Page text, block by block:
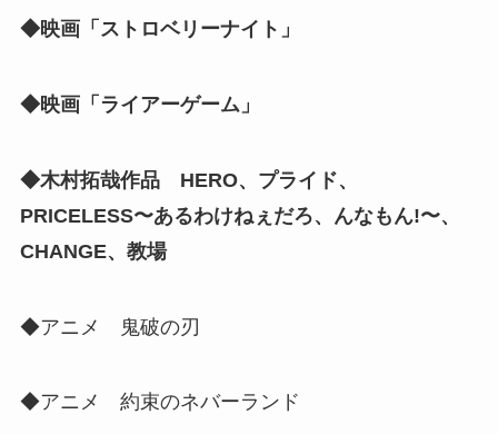
◆映画「ストロベリーナイト」
◆映画「ライアーゲーム」
◆木村拓哉作品 HERO、プライド、
PRICELESS〜あるわけねぇだろ、んなもん!〜、
CHANGE、教場
◆アニメ 鬼破の刃
◆アニメ 約束のネバーランド